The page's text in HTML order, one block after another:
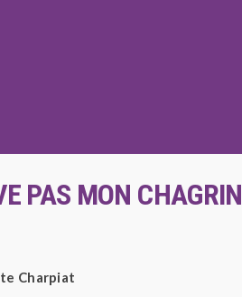
PAS MON CHAGRIN
Charpiat